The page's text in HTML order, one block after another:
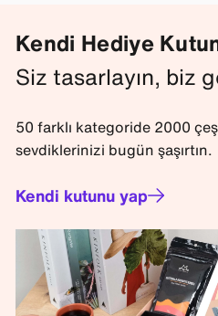
Kendi Hediye
Siz tasarlayın, biz
50 farklı kategoride 2000
sevdiklerinizi bugün şaşırtın.
Kendi kutunu yap